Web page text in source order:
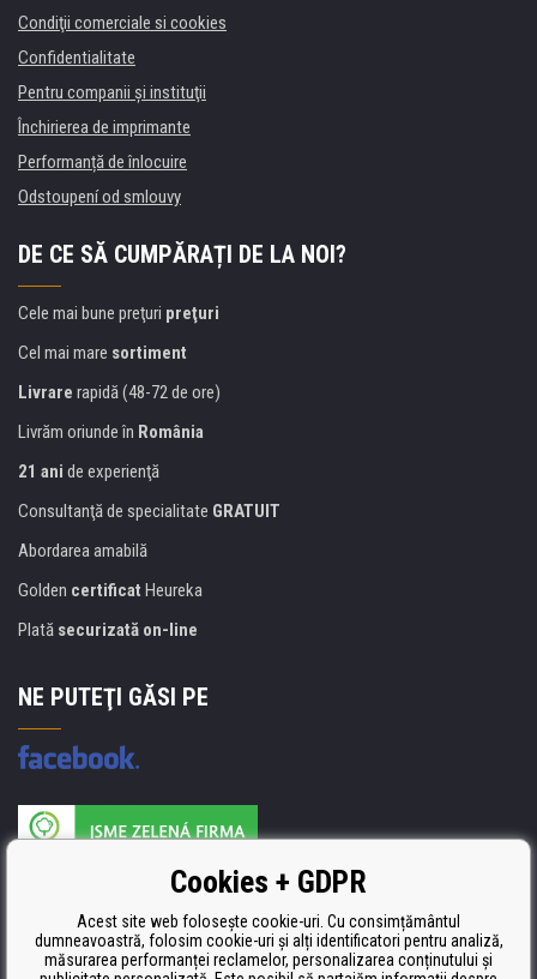
Condiţii comerciale si cookies
Confidentialitate
Pentru companii și instituţii
Închirierea de imprimante
Performanță de înlocuire
Odstoupení od smlouvy
DE CE SĂ CUMPĂRAȚI DE LA NOI?
Cele mai bune preţuri preţuri
Cel mai mare sortiment
Livrare rapidă (48-72 de ore)
Livrăm oriunde în România
21 ani de experienţă
Consultanţă de specialitate GRATUIT
Abordarea amabilă
Golden certificat Heureka
Plată securizată on-line
NE PUTEŢI GĂSI PE
Producătorul umpluturii de rezervă este certificat
ISO 9001, ISO 14001 şi STMC.Cookies + GDPR
Acest site web folosește cookie-uri. Cu consimțământul
dumneavoastră, folosim cookie-uri și alți identificatori pentru analiză,
măsurarea performanței reclamelor, personalizarea conținutului și